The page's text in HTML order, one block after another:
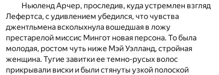
Ньюленд Арчер, проследив, куда устремлен взгляд
Лефертса, с удивлением убедился, что чувства
джентльмена всколыхнула вошедшая в ложу
престарелой миссис Мингот новая персона. То была
молодая, ростом чуть ниже Мэй Уэлланд, стройная
женщина. Тугие завитки ее темно-русых волос
прикрывали виски и были стянуты узкой полоской